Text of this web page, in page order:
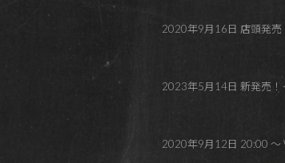
2020年9月16日 店頭発
2023年5月14日 新発売！
2020年9月12日 20:00